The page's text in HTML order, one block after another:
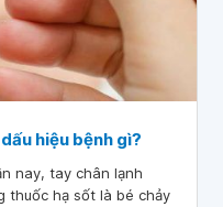
hiệu bệnh gì?
nay, tay chân lạnh
thuốc hạ sốt là bé chảy